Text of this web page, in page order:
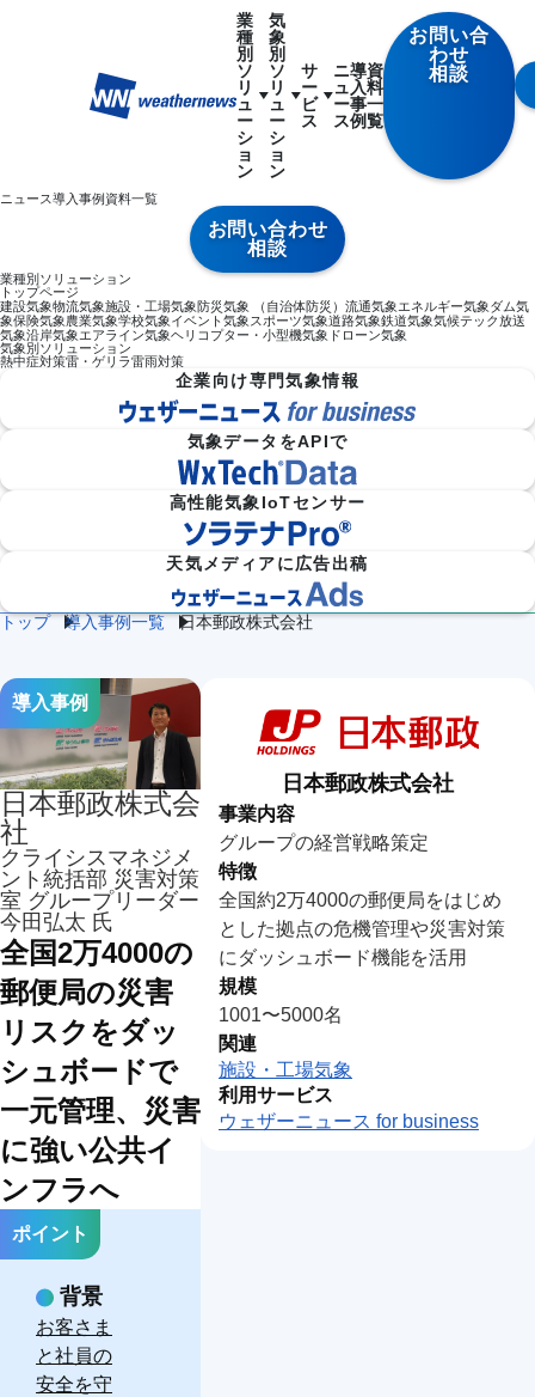
業
種
別
ソ
リ
ュ
ー
シ
ョ
ン
象
気象
流
通
象
ル
ギ
ー
気
象
気象
農
業
気
象
学
気
象
イベ
ント
気象
スポ
道
路
象
鉄
道
気
象
沿
岸
象
エ
ア
ヘリ
コプ
気
象
別
ソ
リ
ュ
ー
シ
ョ
ン
策
策
サ
ー
ビ
ス
企業向け専門気象情報
ニ
ュ
ー
ス
導
入
事
例
資
料
一
覧
お問い合
わせ
相談
ニュース導入事例資料一覧
お問い合わせ
相談
業種別ソリューション
トップページ
建設気象物流気象施設・工場気象防災気象 （自治体防災） 流通気象エネルギー気象ダム気
象保険気象農業気象学校気象イベント気象スポーツ気象道路気象鉄道気象気候テック放送
気象沿岸気象エアライン気象ヘリコプター・小型機気象 ドローン気象
気象別ソリューション
熱中症対策雷・ゲリラ雷雨対策
企業向け専門気象情報
気象データをAPIで
高性能気象IoTセンサー
天気メディアに広告出稿
トップ 導入事例一覧 日本郵政株式会社
導入事例
日本郵政株式会
社
クライシスマネジメ
ント統括部 災害対策
室 グループリーダー
今田弘太 氏
全国2万4000の
郵便局の災害
リスクをダッ
シュボードで
一元管理、災害
に強い公共イ
ンフラへ
ポイント
背景
お客さま
と社員の
安全を守
日本郵政株式会社
事業内容
グループの経営戦略策定
特徴
全国約2万4000の郵便局をはじめ
とした拠点の危機管理や災害対策
にダッシュボード機能を活用
規模
1001〜5000名
関連
施設・工場気象
利用サービス
ウェザーニュース for business